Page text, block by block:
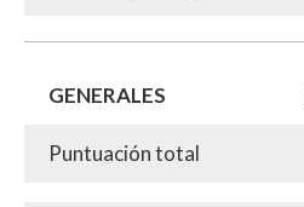
GENERALES
Puntuación total